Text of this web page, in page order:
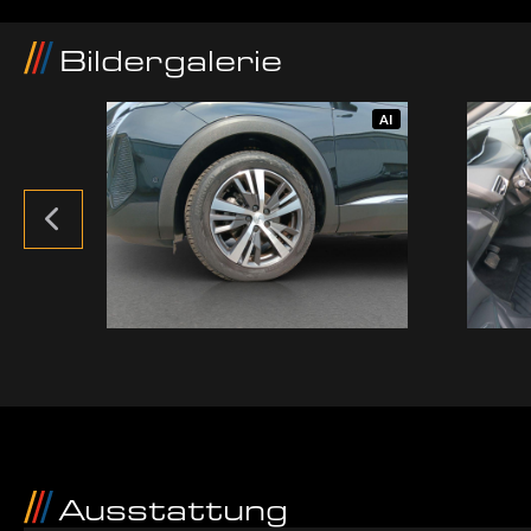
Bildergalerie
AI
Ausstattung